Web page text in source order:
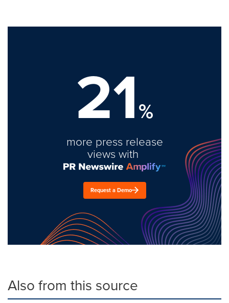
21%
more press release
views with
Request a Demo
Also from this source